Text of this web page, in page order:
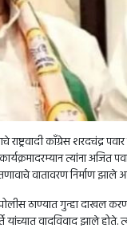
काँग्रेस शरदचंद्र
त्यांना
वातावरण निर्माण झाले
ठाण्यात गुन्हा दाखल
यांच्यात वादविवाद झाले